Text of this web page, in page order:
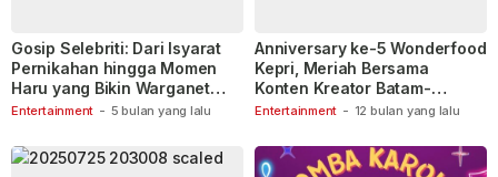
Entertainment - 5 bulan yang lalu
Gosip Selebriti: Dari Isyarat
Pernikahan hingga Momen
Haru yang Bikin Warganet
Berspekulasi
Entertainment - 12 bulan yang lalu
Anniversary ke-5 Wonderfood
Kepri, Meriah Bersama
Konten Kreator Batam-
Tanjungpinang